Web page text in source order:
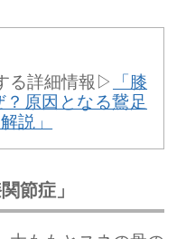
る詳細情報▷
「膝
原因となる鵞足
説」
節症」